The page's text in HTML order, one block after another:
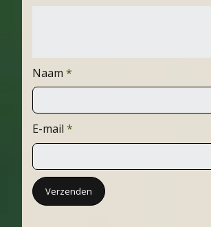
Naam *
E-mail *